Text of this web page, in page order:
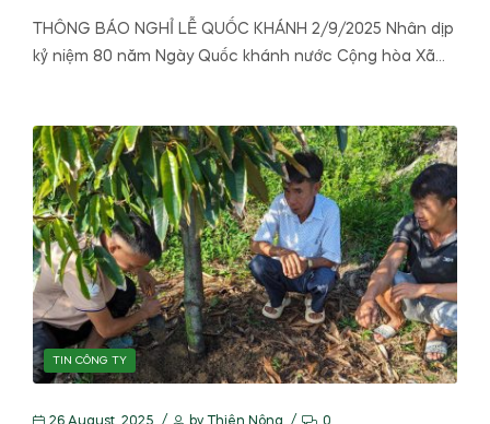
THÔNG BÁO NGHỈ LỄ QUỐC KHÁNH 2/9/2025 Nhân dịp
kỷ niệm 80 năm Ngày Quốc khánh nước Cộng hòa Xã…
TIN CÔNG TY